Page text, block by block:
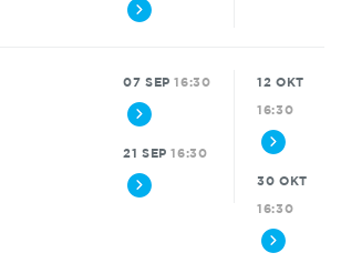
07 SEP 16:30
21 SEP 16:30
12 OKT
16:30
30 OKT
16:30